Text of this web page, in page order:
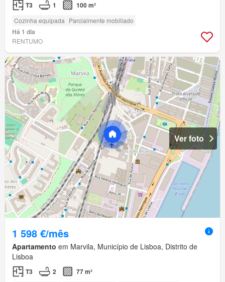
T3 1 100 m²
Cozinha equipada Parcialmente mobiliado
Há 1 dia
RENTUMO
Ver foto
1 598 €/mês
Apartamento em Marvila, Município de Lisboa, Distrito de
Lisboa
T3 2 77 m²